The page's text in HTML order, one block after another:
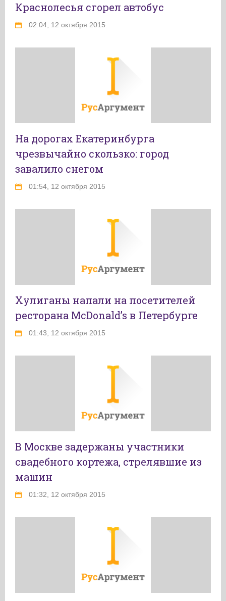
Краснолесья сгорел автобус
02:04, 12 октября 2015
На дорогах Екатеринбурга
чрезвычайно скользко: город
завалило снегом
01:54, 12 октября 2015
Хулиганы напали на посетителей
ресторана McDonald’s в Петербурге
01:43, 12 октября 2015
В Москве задержаны участники
свадебного кортежа, стрелявшие из
машин
01:32, 12 октября 2015